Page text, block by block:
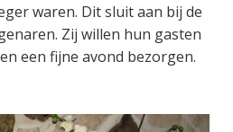
waren. Dit sluit aan bij de
Zij willen hun gasten
een fijne avond bezorgen.